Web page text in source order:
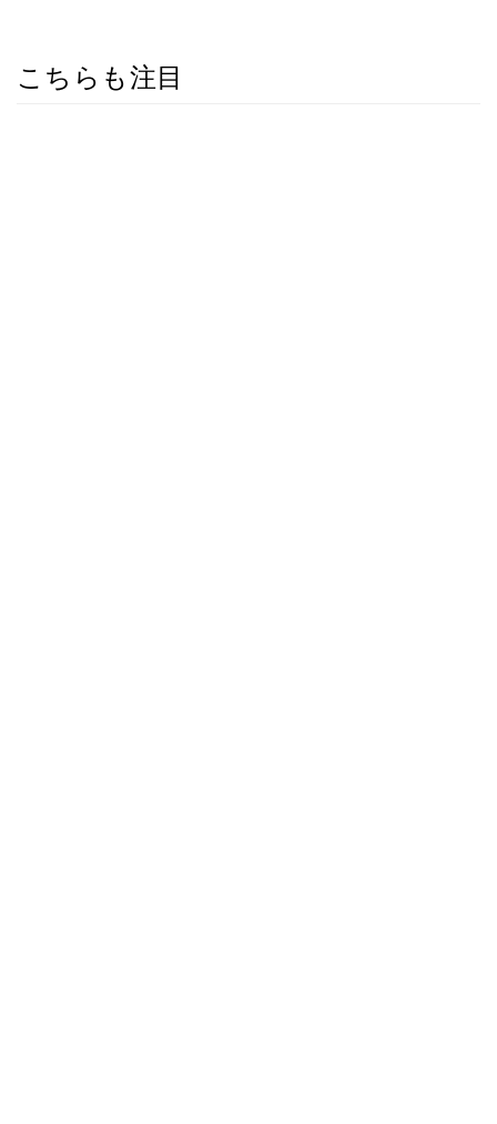
こちらも注目